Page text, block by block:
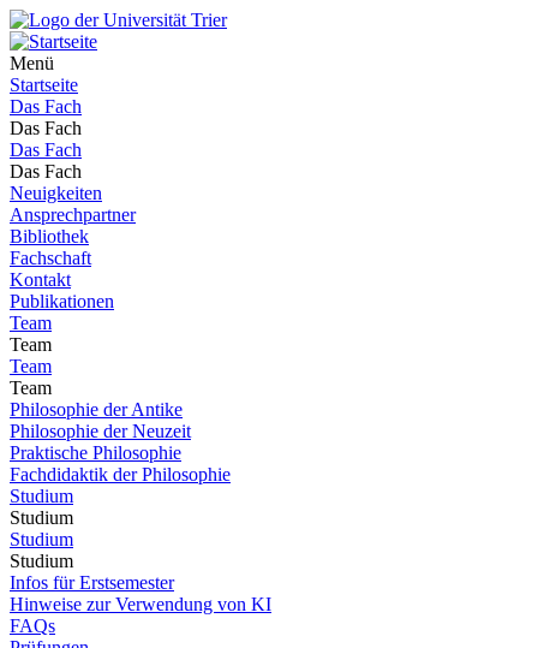
Menü
Startseite
Das Fach
Das Fach
Das Fach
Das Fach
Neuigkeiten
Ansprechpartner
Bibliothek
Fachschaft
Kontakt
Publikationen
Team
Team
Team
Team
Philosophie der Antike
Philosophie der Neuzeit
Praktische Philosophie
Fachdidaktik der Philosophie
Studium
Studium
Studium
Studium
Infos für Erstsemester
Hinweise zur Verwendung von KI
FAQs